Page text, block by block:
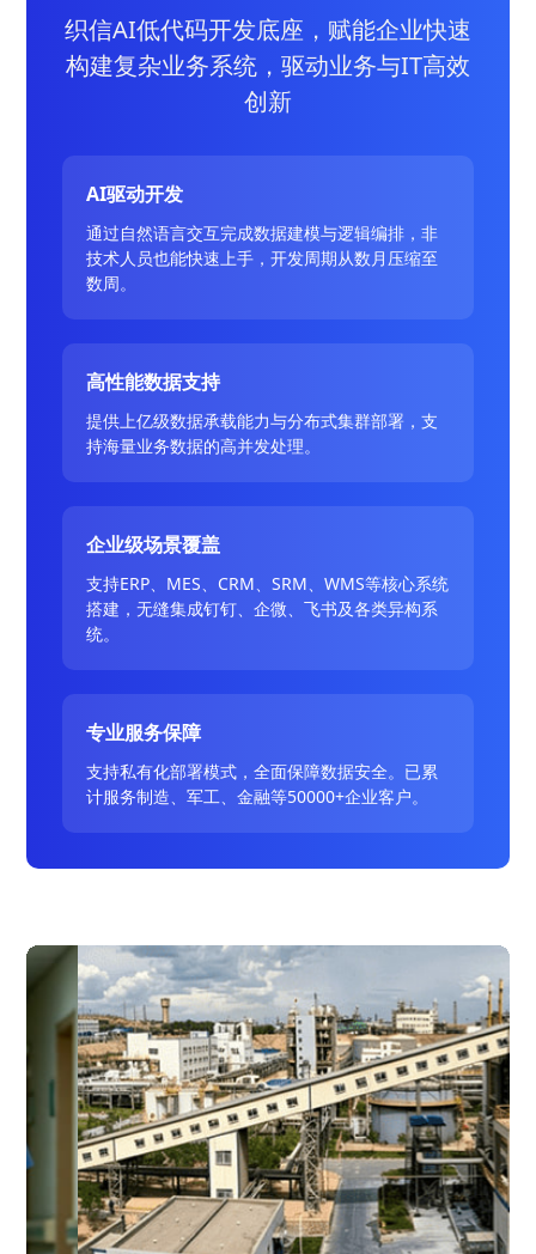
织信AI低代码开发底座，赋能企业快速
构建复杂业务系统，驱动业务与IT高效
创新
AI驱动开发
通过自然语言交互完成数据建模与逻辑编排，非
技术人员也能快速上手，开发周期从数月压缩至
数周。
高性能数据支持
提供上亿级数据承载能力与分布式集群部署，支
持海量业务数据的高并发处理。
企业级场景覆盖
支持ERP、MES、CRM、SRM、WMS等核心系统
搭建，无缝集成钉钉、企微、飞书及各类异构系
统。
专业服务保障
支持私有化部署模式，全面保障数据安全。已累
计服务制造、军工、金融等50000+企业客户。